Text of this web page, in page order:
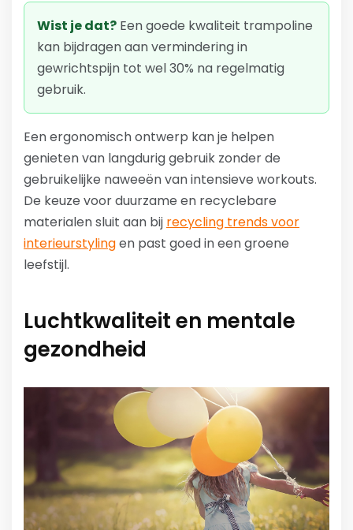
Wist je dat? Een goede kwaliteit trampoline
kan bijdragen aan vermindering in
gewrichtspijn tot wel 30% na regelmatig
gebruik.
Een ergonomisch ontwerp kan je helpen
genieten van langdurig gebruik zonder de
gebruikelijke naweeën van intensieve workouts.
De keuze voor duurzame en recyclebare
materialen sluit aan bij recycling trends voor
interieurstylingen past goed in een groene
leefstijl.
Luchtkwaliteit en mentale
gezondheid